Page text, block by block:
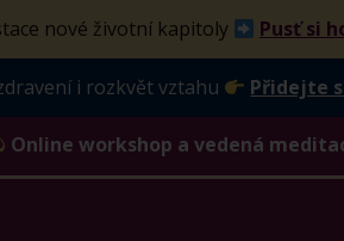
nové životní kapitoly Pusť si
i rozkvět vztahu Přidejte
Online workshop a vedená